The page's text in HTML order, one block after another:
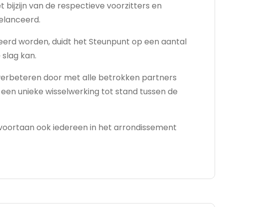
bijzijn van de respectieve voorzitters en
worden, duidt het Steunpunt op een aantal
kan.
door met alle betrokken partners
unieke wisselwerking tot stand tussen de
ook iedereen in het arrondissement